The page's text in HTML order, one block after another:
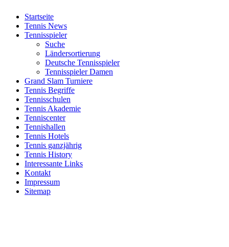
Startseite
Tennis News
Tennisspieler
Suche
Ländersortierung
Deutsche Tennisspieler
Tennisspieler Damen
Grand Slam Turniere
Tennis Begriffe
Tennisschulen
Tennis Akademie
Tenniscenter
Tennishallen
Tennis Hotels
Tennis ganzjährig
Tennis History
Interessante Links
Kontakt
Impressum
Sitemap